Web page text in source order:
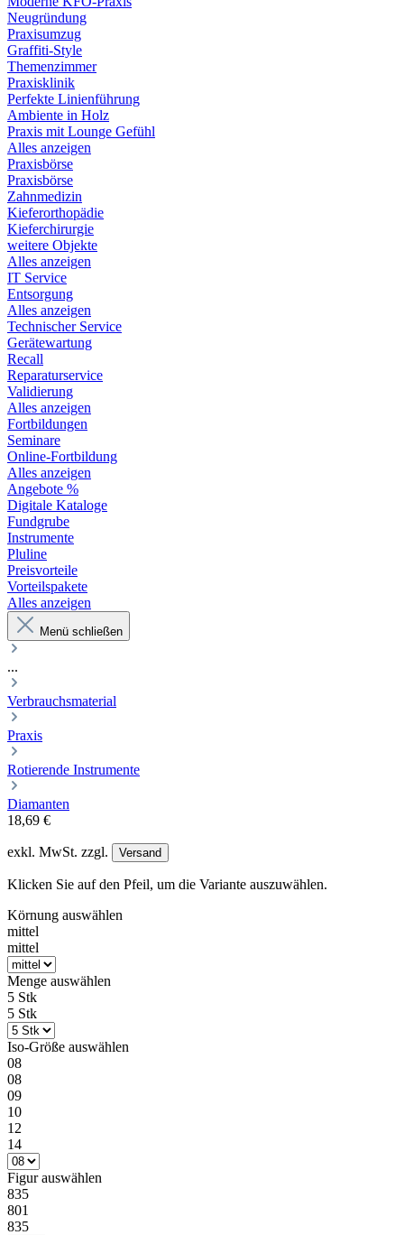
Neugründung
Praxisumzug
Graffiti-Style
Themenzimmer
Praxisklinik
Perfekte Linienführung
Ambiente in Holz
Praxis mit Lounge Gefühl
Alles anzeigen
Praxisbörse
Praxisbörse
Zahnmedizin
Kieferorthopädie
Kieferchirurgie
weitere Objekte
Alles anzeigen
IT Service
Entsorgung
Alles anzeigen
Technischer Service
Gerätewartung
Recall
Reparaturservice
Validierung
Alles anzeigen
Fortbildungen
Seminare
Online-Fortbildung
Alles anzeigen
Angebote %
Digitale Kataloge
Fundgrube
Instrumente
Pluline
Preisvorteile
Vorteilspakete
Alles anzeigen
Menü schließen
...
Verbrauchsmaterial
Praxis
Rotierende Instrumente
Diamanten
18,69 €
exkl. MwSt. zzgl. Versand
Klicken Sie auf den Pfeil, um die Variante auszuwählen.
Körnung auswählen
mittel
mittel
Menge auswählen
5 Stk
5 Stk
Iso-Größe auswählen
08
08
09
10
12
14
Figurauswählen
835
801
835